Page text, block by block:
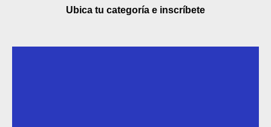
Ubica tu categoría e inscríbete